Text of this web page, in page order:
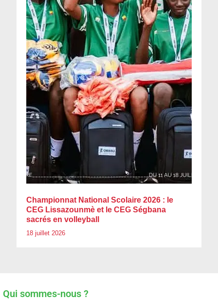
Championnat National Scolaire 2026 : le
CEG Lissazounmè et le CEG Ségbana
sacrés en volleyball
18 juillet 2026
Qui sommes-nous ?